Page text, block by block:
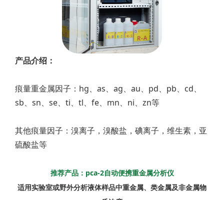
产品介绍：
痕量重金属因子：hg、as、ag、au、pd、pb、cd、
sb、sn、se、ti、tl、fe、mn、ni、zn等
其他痕量因子：溴离子，溴酸盐，碘离子，维生素，亚
硫酸盐等
推荐产品：pca-2自动便携重金属分析仪
适用实验室或野外分析液体样品中重金属、类金属及非金属物